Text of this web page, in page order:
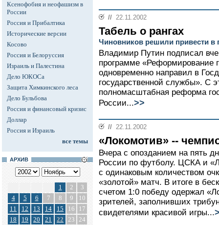
Ксенофобия и неофашизм в
России
Россия и Прибалтика
Исторические версии
Косово
Россия и Белоруссия
Израиль и Палестина
Дело ЮКОСа
Защита Химкинского леса
Дело Бульбова
Россия и финансовый кризис
Доллар
Россия и Израиль
все темы
АРХИВ
1 2
3
4
5 6 7 8 9
10
11
12 13 14 15 16
17
18
19 20 21 22 23 24
// 22.11.2002
Табель о рангах
Чиновников решили привести в
Владимир Путин подписал
программе «Реформирование
одновременно направил в
государственной службы». С
полномасштабная реформа
России...>>
// 22.11.2002
«Локомотив» --
Вчера с опозданием на пять
России по футболу. ЦСКА и
с одинаковым количеством
«золотой» матч. В итоге в
счетом 1:0 победу одержал
зрителей, заполнивших
свидетелями красивой игры...